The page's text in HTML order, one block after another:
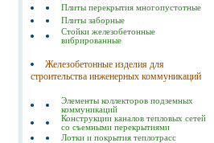
Плиты перекрытия многопустотные
Плиты заборные
Стойки железобетонные
вибрированные
Железобетонные изделия для
строительства инженерных коммуникаций
Элементы коллекторов подземных
коммуникаций
Конструкции каналов тепловых сетей
со съемными перекрытиями
Лотки и покрытия теплотрасс